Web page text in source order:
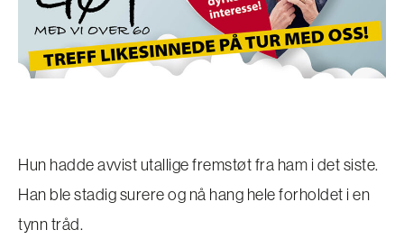
Hun hadde avvist utallige fremstøt fra ham i det siste.
Han ble stadig surere og nå hang hele forholdet i en
tynn tråd.